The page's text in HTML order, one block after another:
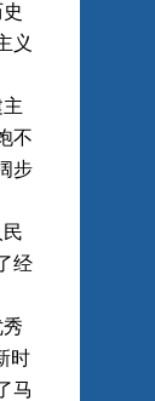
义
不
步
经
时
马